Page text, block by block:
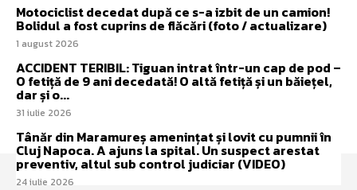
Motociclist decedat după ce s-a izbit de un camion!
Bolidul a fost cuprins de flăcări (foto / actualizare)
1 august 2026
ACCIDENT TERIBIL: Tiguan intrat într-un cap de pod –
O fetiță de 9 ani decedată! O altă fetiță și un băiețel,
dar și o...
31 iulie 2026
Tânăr din Maramureș amenințat și lovit cu pumnii în
Cluj Napoca. A ajuns la spital. Un suspect arestat
preventiv, altul sub control judiciar (VIDEO)
24 iulie 2026